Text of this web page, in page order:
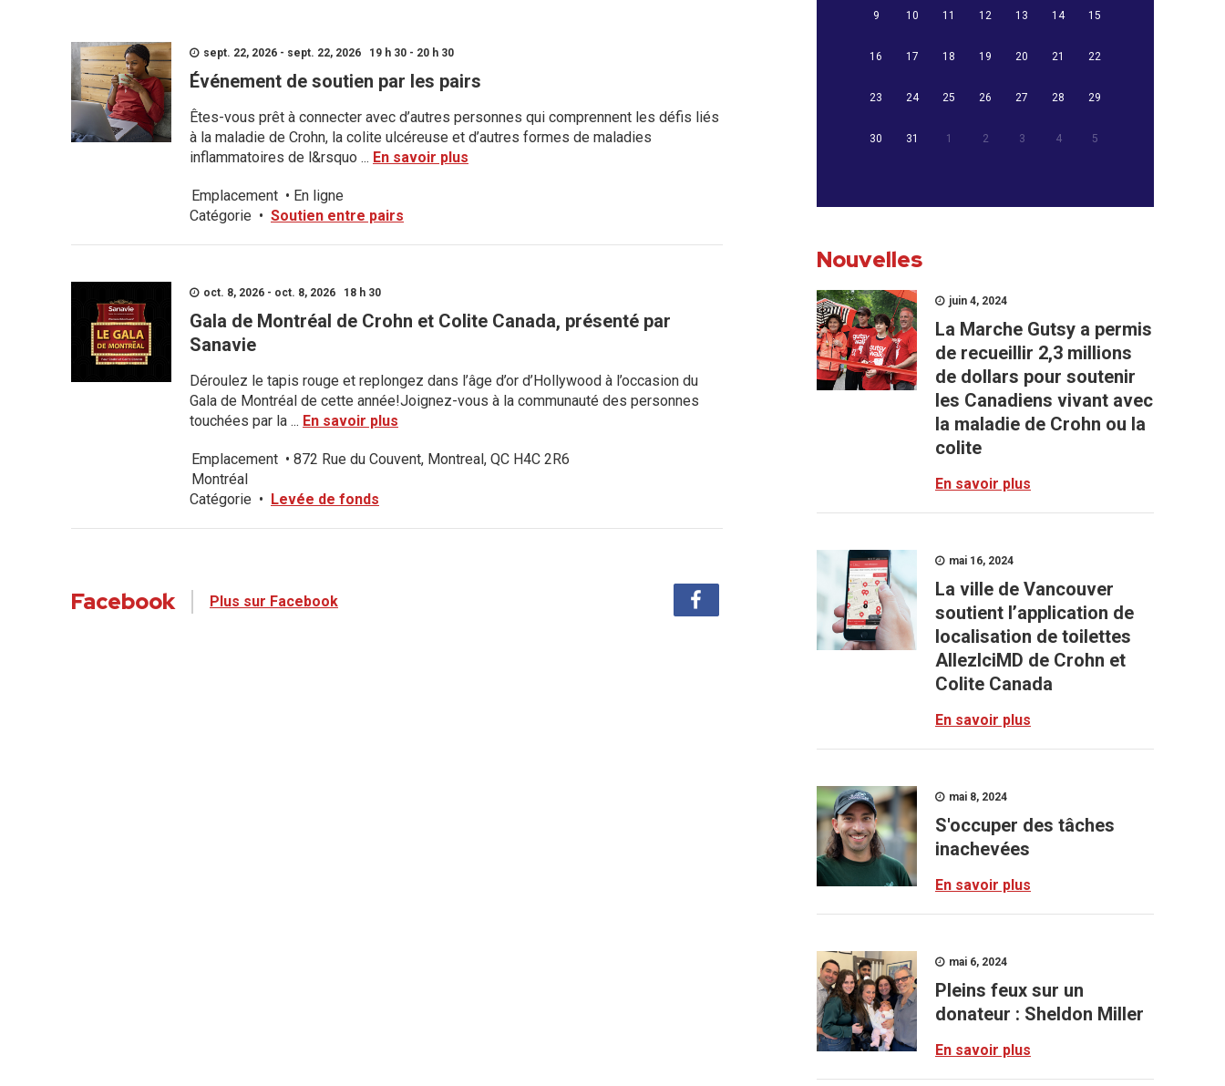
sept. 22, 2026 - sept. 22, 2026 19 h 30 - 20 h 30
Événement de soutien par les pairs
Êtes-vous prêt à connecter avec d’autres personnes qui comprennent les défis liés
à la maladie de Crohn, la colite ulcéreuse et d’autres formes de maladies
inflammatoires de l&rsquo ... En savoir plus
Emplacement • En ligne
Catégorie • Soutien entre pairs
oct. 8, 2026 - oct. 8, 2026 18 h 30
Gala de Montréal de Crohn et Colite Canada, présenté par
Sanavie
Déroulez le tapis rouge et replongez dans l’âge d’or d’Hollywood à l’occasion du
Gala de Montréal de cette année!Joignez-vous à la communauté des personnes
touchées par la ... En savoir plus
Emplacement • 872 Rue du Couvent, Montreal, QC H4C 2R6
Montréal
Catégorie • Levée de fonds
Facebook Plus sur Facebook
9 10 11 12 13 14 15
16 17 18 19 20 21 22
23 24 25 26 27 28 29
30 31 1 2 3 4 5
Nouvelles
juin 4, 2024
La Marche Gutsy a permis
de recueillir 2,3 millions
de dollars pour soutenir
les Canadiens vivant avec
la maladie de Crohn ou la
colite
En savoir plus
mai 16, 2024
La ville de Vancouver
soutient l’application de
localisation de toilettes
AllezIciMD de Crohn et
Colite Canada
En savoir plus
mai 8, 2024
S'occuper des tâches
inachevées
En savoir plus
mai 6, 2024
Pleins feux sur un
donateur : Sheldon Miller
En savoir plus